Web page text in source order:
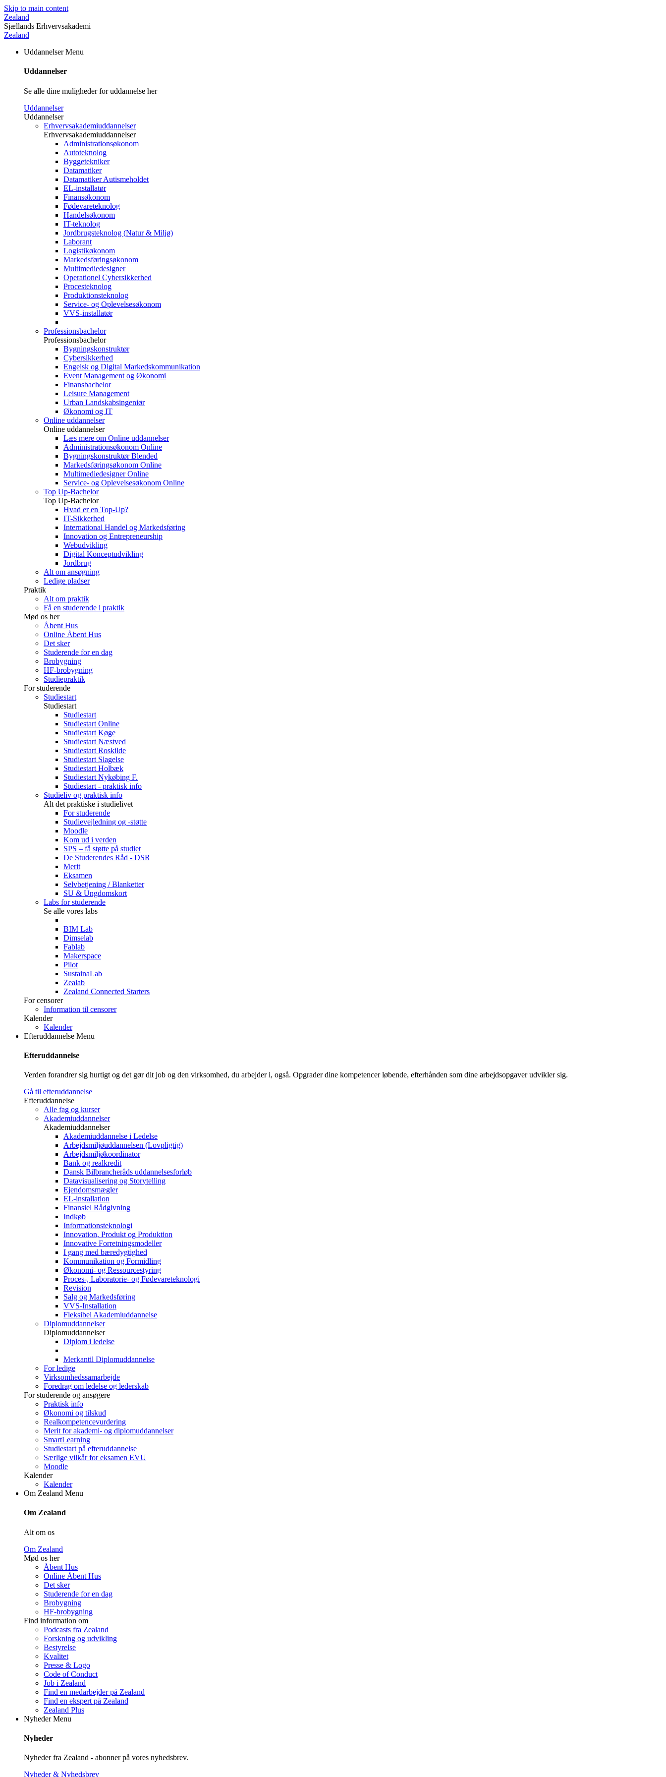
Skip to main content
Zealand
Sjællands Erhvervsakademi
Zealand
Uddannelser Menu
Uddannelser
Se alle dine muligheder for uddannelse her
Uddannelser
Uddannelser
Erhvervsakademiuddannelser
Erhvervsakademiuddannelser
Administrationsøkonom
Autoteknolog
Byggetekniker
Datamatiker
Datamatiker Autismeholdet
EL-installatør
Finansøkonom
Fødevareteknolog
Handelsøkonom
IT-teknolog
Jordbrugsteknolog (Natur & Miljø)
Laborant
Logistikøkonom
Markedsføringsøkonom
Multimediedesigner
Operationel Cybersikkerhed
Procesteknolog
Produktionsteknolog
Service- og Oplevelsesøkonom
VVS-installatør
Professionsbachelor
Professionsbachelor
Bygningskonstruktør
Cybersikkerhed
Engelsk og Digital Markedskommunikation
Event Management og Økonomi
Finansbachelor
Leisure Management
Urban Landskabsingeniør
Økonomi og IT
Online uddannelser
Online uddannelser
Læs mere om Online uddannelser
Administrationsøkonom Online
Bygningskonstruktør Blended
Markedsføringsøkonom Online
Multimediedesigner Online
Service- og Oplevelsesøkonom Online
Top Up-Bachelor
Top Up-Bachelor
Hvad er en Top-Up?
IT-Sikkerhed
International Handel og Markedsføring
Innovation og Entrepreneurship
Webudvikling
Digital Konceptudvikling
Jordbrug
Alt om ansøgning
Ledige pladser
Praktik
Alt om praktik
Få en studerende i praktik
Mød os her
Åbent Hus
Online Åbent Hus
Det sker
Studerende for en dag
Brobygning
HF-brobygning
Studiepraktik
For studerende
Studiestart
Studiestart
Studiestart
Studiestart Online
Studiestart Køge
Studiestart Næstved
Studiestart Roskilde
Studiestart Slagelse
Studiestart Holbæk
Studiestart Nykøbing F.
Studiestart - praktisk info
Studieliv og praktisk info
Alt det praktiske i studielivet
For studerende
Studievejledning og -støtte
Moodle
Kom ud i verden
SPS – få støtte på studiet
De Studerendes Råd - DSR
Merit
Eksamen
Selvbetjening / Blanketter
SU & Ungdomskort
Labs for studerende
Se alle vores labs
BIM Lab
Dimselab
Fablab
Makerspace
Pilot
SustainaLab
Zealab
Zealand Connected Starters
For censorer
Information til censorer
Kalender
Kalender
Efteruddannelse Menu
Efteruddannelse
Verden forandrer sig hurtigt og det gør dit job og den virksomhed, du arbejder i, også. Opgrader dine kompetencer løbende, efterhånden som dine arbejdsopgaver udvikler sig.
Gå til efteruddannelse
Efteruddannelse
Alle fag og kurser
Akademiuddannelser
Akademiuddannelser
Akademiuddannelse i Ledelse
Arbejdsmiljøuddannelsen (Lovpligtig)
Arbejdsmiljøkoordinator
Bank og realkredit
Dansk Bilbrancheråds uddannelsesforløb
Datavisualisering og Storytelling
Ejendomsmægler
EL-installation
Finansiel Rådgivning
Indkøb
Informationsteknologi
Innovation, Produkt og Produktion
Innovative Forretningsmodeller
I gang med bæredygtighed
Kommunikation og Formidling
Økonomi- og Ressourcestyring
Proces-, Laboratorie- og Fødevareteknologi
Revision
Salg og Markedsføring
VVS-Installation
Fleksibel Akademiuddannelse
Diplomuddannelser
Diplomuddannelser
Diplom i ledelse
Merkantil Diplomuddannelse
For ledige
Virksomhedssamarbejde
Foredrag om ledelse og lederskab
For studerende og ansøgere
Praktisk info
Økonomi og tilskud
Realkompetencevurdering
Merit for akademi- og diplomuddannelser
SmartLearning
Studiestart på efteruddannelse
Særlige vilkår for eksamen EVU
Moodle
Kalender
Kalender
Om Zealand Menu
Om Zealand
Alt om os
Om Zealand
Mød os her
Åbent Hus
Online Åbent Hus
Det sker
Studerende for en dag
Brobygning
HF-brobygning
Find information om
Podcasts fra Zealand
Forskning og udvikling
Bestyrelse
Kvalitet
Presse & Logo
Code of Conduct
Job i Zealand
Find en medarbejder på Zealand
Find en ekspert på Zealand
Zealand Plus
Nyheder Menu
Nyheder
Nyheder fra Zealand - abonner på vores nyhedsbrev.
Nyheder & Nyhedsbrev